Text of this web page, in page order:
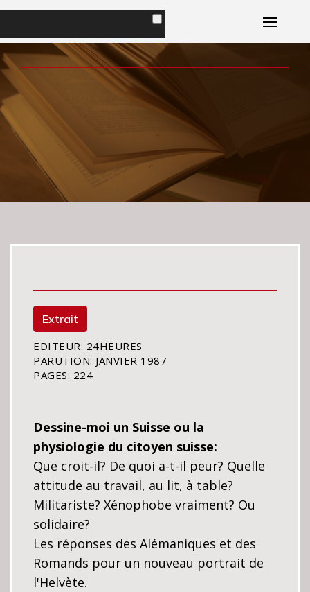
Accueil
Portrait
Livres
Plaisirs Magazine
Conseils d'ami
Dessine-moi un
Suisse
Extrait
EDITEUR: 24HEURES
PARUTION: JANVIER 1987
PAGES: 224
Dessine-moi un Suisse ou la
physiologie du citoyen suisse:
Que croit-il? De quoi a-t-il peur? Quelle
attitude au travail, au lit, à table?
Militariste? Xénophobe vraiment? Ou
solidaire?
Les réponses des Alémaniques et des
Romands pour un nouveau portrait de
l'Helvète.